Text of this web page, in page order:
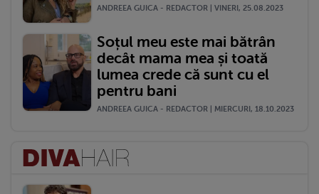
ANDREEA GUICA - REDACTOR | VINERI, 25.08.2023
Soțul meu este mai bătrân
decât mama mea și toată
lumea crede că sunt cu el
pentru bani
ANDREEA GUICA - REDACTOR | MIERCURI, 18.10.2023